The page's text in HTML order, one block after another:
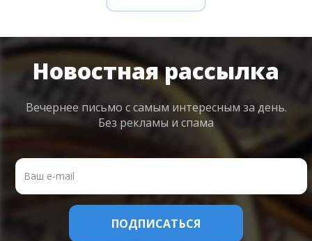
Новостная рассылка
Вечернее письмо с самым интересным за день.
Без рекламы и спама